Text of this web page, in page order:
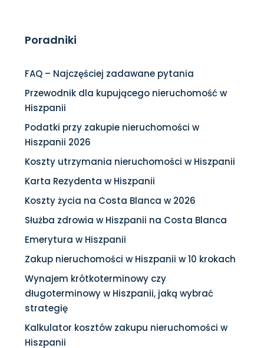
Poradniki
FAQ – Najczęściej zadawane pytania
Przewodnik dla kupującego nieruchomość w
Hiszpanii
Podatki przy zakupie nieruchomości w
Hiszpanii 2026
Koszty utrzymania nieruchomości w Hiszpanii
Karta Rezydenta w Hiszpanii
Koszty życia na Costa Blanca w 2026
Służba zdrowia w Hiszpanii na Costa Blanca
Emerytura w Hiszpanii
Zakup nieruchomości w Hiszpanii w 10 krokach
Wynajem krótkoterminowy czy
długoterminowy w Hiszpanii, jaką wybrać
strategię
Kalkulator kosztów zakupu nieruchomości w
Hiszpanii